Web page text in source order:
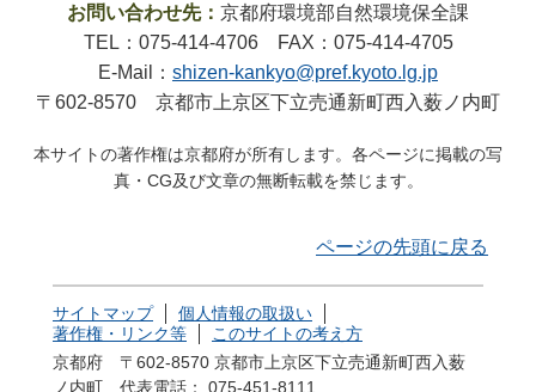
お問い合わせ先： 京都府環境部自然環境保全課
TEL：075-414-4706 FAX：075-414-4705
E-Mail： shizen-kankyo@pref.kyoto.lg.jp
〒602-8570 京都市上京区下立売通新町西入薮ノ内町
本サイトの著作権は京都府が所有します。各ページに掲載の写
真・CG及び文章の無断転載を禁じます。
ページの先頭に戻る
サイトマップ
個人情報の取扱い
著作権・リンク等
このサイトの考え方
京都府 〒602-8570 京都市上京区下立売通新町西入薮
ノ内町
代表電話： 075-451-8111